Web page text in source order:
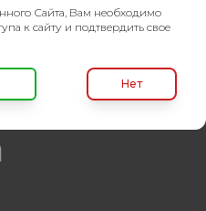
Сайта, Вам необходимо
к сайту и подтвердить свое
Нет